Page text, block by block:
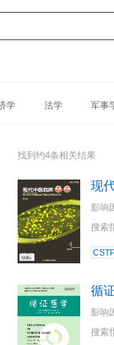
学 法学 军事
找到约4条相关结果
现
影响
搜索
循
影响
搜索